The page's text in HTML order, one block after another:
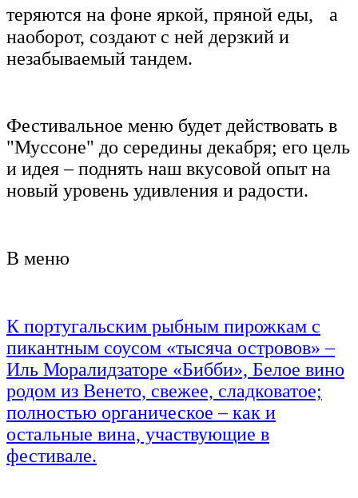
теряются на фоне яркой, пряной еды, а
наоборот, создают с ней дерзкий и
незабываемый тандем.
Фестивальное меню будет действовать в
"Муссоне" до середины декабря; его цель
и идея – поднять наш вкусовой опыт на
новый уровень удивления и радости.
В меню
К португальским рыбным пирожкам с
пикантным соусом «тысяча островов» –
Иль Моралидзаторе «Бибби», Белое вино
родом из Венето, свежее, сладковатое;
полностью органическое – как и
остальные вина, участвующие в
фестивале.